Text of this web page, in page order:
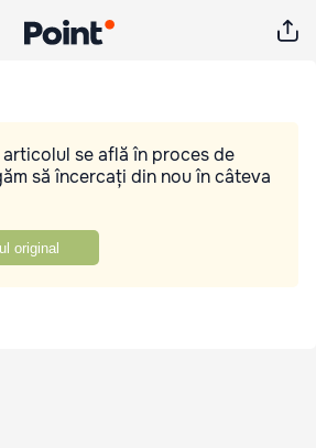
se află în proces de
să încercați din nou în câteva
original